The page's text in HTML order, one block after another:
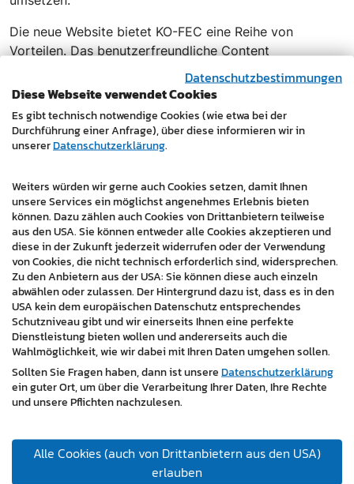
Die neue Website bietet KO-FEC eine Reihe von
Vorteilen. Das benutzerfreundliche Content
Management System ermöglicht es dem Unternehmen,
Inhalte schnell und einfach zu aktualisieren und zu
erweitern. Dies ist besonders wichtig, da sich die
Technologie und die Lösungen von KO-FEC ständig
weiterentwickeln. Die Website ist außerdem für
Sichtbarkeit in den Suchergebnissen führt und
potenzielle Kunden anzieht.
Die neue Online-Präsenz zeigt, wie ein professioneller
und ästhetisch ansprechender Auftritt das Vertrauen
der Kunden stärken und Unternehmen dabei
unterstützen kann, ihre Ziele zu erreichen.
https://www.ko-fec.com/
Datenschutzbestimmungen
Diese Webseite verwendet Cookies
Es gibt technisch notwendige Cookies (wie etwa bei der
Durchführung einer Anfrage), über diese informieren wir in
unsererDatenschutzerklärung.
Weiters würden wir gerne auch Cookies setzen, damit Ihnen
unsere Services ein möglichst angenehmes Erlebnis bieten
können. Dazu zählen auch Cookies von Drittanbietern teilweise
aus den USA. Sie können entweder alle Cookies akzeptieren und
diese in der Zukunft jederzeit widerrufen oder der Verwendung
von Cookies, die nicht technisch erforderlich sind, widersprechen.
Zu den Anbietern aus der USA: Sie können diese auch einzeln
abwählen oder zulassen. Der Hintergrund dazu ist, dass es in den
USA kein dem europäischen Datenschutz entsprechendes
Schutzniveau gibt und wir einerseits Ihnen eine perfekte
Dienstleistung bieten wollen und andererseits auch die
Wahlmöglichkeit, wie wir dabei mit Ihren Daten umgehen sollen.
Sollten Sie Fragen haben, dann ist unsereDatenschutzerklärung
ein guter Ort, um über die Verarbeitung Ihrer Daten, Ihre Rechte
und unsere Pflichten nachzulesen.
Alle Cookies (auch von Drittanbietern aus den USA)
erlauben